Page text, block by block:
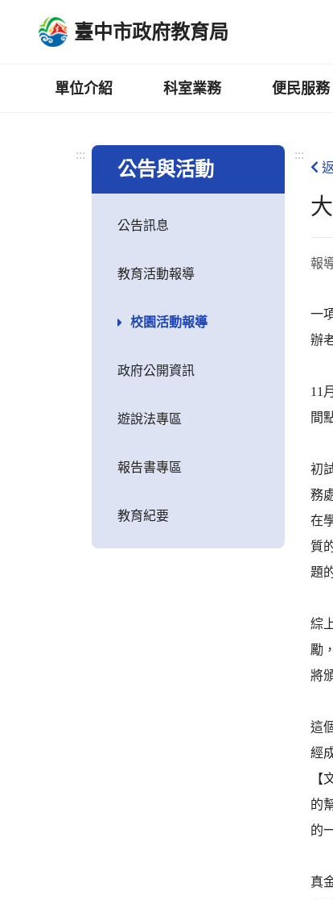
臺中市政府教育局
單位介紹 科室業務 便民服務
:::
公告與活動
公告訊息
教育活動報導
校園活動報導
政府公開資訊
遊說法專區
報告書專區
教育紀要
:::
報
一
辦
11
間
初
務
在
質
題
綜
勵
將
這
經
【
的
的
真